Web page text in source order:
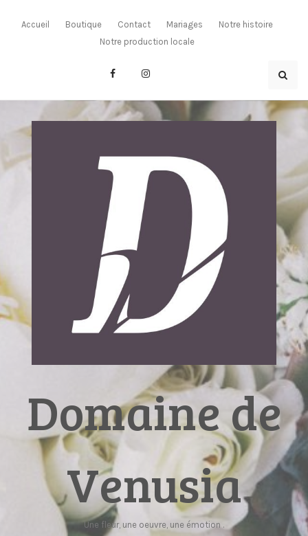
Accueil Boutique Contact Mariages
Notre histoire
Notre production locale
Domaine de
Venusia
Une fleur, une oeuvre, une émotion .